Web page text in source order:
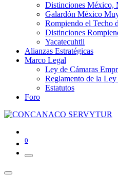
Distinciones México,
Galardón México
Rompiendo el Techo
Distinciones
Yacatecuhtli
Alianzas Estratégicas
Marco Legal
Ley de Cámaras
Reglamento de la Ley
Estatutos
Foro
0